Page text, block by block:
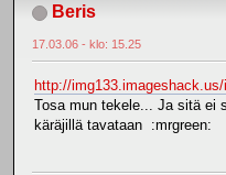
Beris
17.03.06 - klo: 15.25
http://
Tosa mun tekele... Ja sitä ei
käräjillä tavataan :mrgreen: